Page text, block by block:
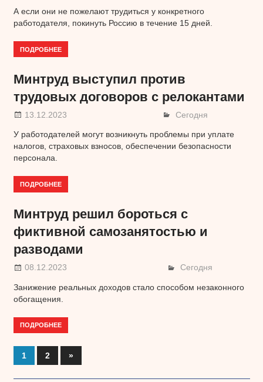
А если они не пожелают трудиться у конкретного
работодателя, покинуть Россию в течение 15 дней.
ПОДРОБНЕЕ
Минтруд выступил против
трудовых договоров с релокантами
13.12.2023 Сегодня
У работодателей могут возникнуть проблемы при уплате
налогов, страховых взносов, обеспечении безопасности
персонала.
ПОДРОБНЕЕ
Минтруд решил бороться с
фиктивной самозанятостью и
разводами
08.12.2023 Сегодня
Занижение реальных доходов стало способом незаконного
обогащения.
ПОДРОБНЕЕ
Навигация
1 2
Следующее
записи
»